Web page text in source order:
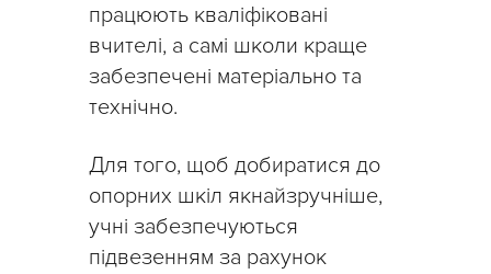
працюють кваліфіковані
вчителі, а самі школи краще
забезпечені матеріально та
технічно.
Для того, щоб добиратися до
опорних шкіл якнайзручніше,
учні забезпечуються
підвезенням за рахунок